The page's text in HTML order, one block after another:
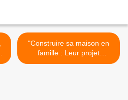
"Construire sa maison en
famille : Leur projet
complètement fou",